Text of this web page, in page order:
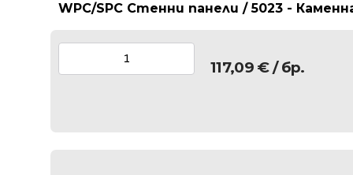
WPC/SPC Стенни панели / 5023 -
117,09 €/ бр.